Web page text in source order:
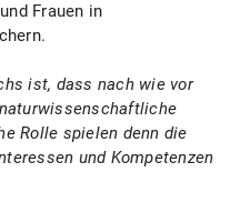
Frauen in
ist, dass nach wie vor
Rolle spielen denn die
und Kompetenzen